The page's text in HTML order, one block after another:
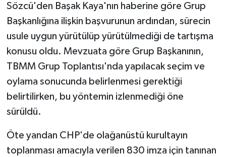
Sözcü'den Başak Kaya'nın haberine göre Grup
Başkanlığına ilişkin başvurunun ardından, sürecin
usule uygun yürütülüp yürütülmediği de tartışma
konusu oldu. Mevzuata göre Grup Başkanının,
TBMM Grup Toplantısı'nda yapılacak seçim ve
oylama sonucunda belirlenmesi gerektiği
belirtilirken, bu yöntemin izlenmediği öne
sürüldü.
Öte yandan CHP'de olağanüstü kurultayın
toplanması amacıyla verilen 830 imza için tanınan